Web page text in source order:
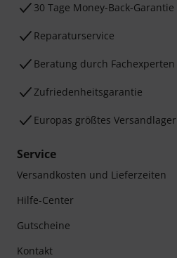
30 Tage Money-Back-Garantie
Reparaturservice
Beratung durch Fachexperten
Zufriedenheitsgarantie
Europas größtes Versandlager
Service
Versandkosten und Lieferzeiten
Hilfe-Center
Gutscheine
Kontakt